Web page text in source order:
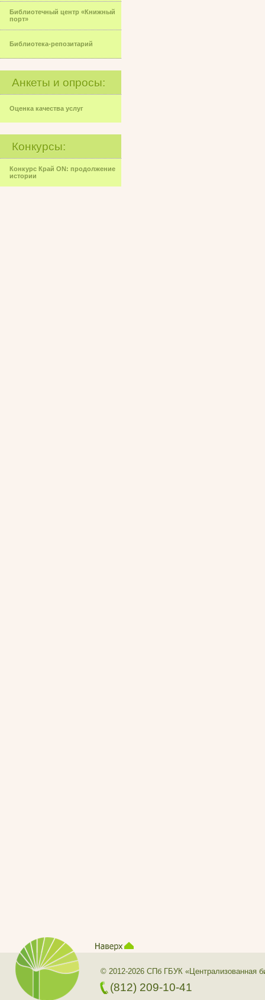
Библиотечный центр «Книжный
порт»
Библиотека-репозитарий
Анкеты и опросы:
Оценка качества услуг
Конкурсы:
Конкурс Край ON: продолжение
истории
© 2012-2026 СПб ГБУК «Централизованная
(812) 209-10-41